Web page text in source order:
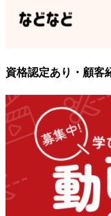
資格認定あり・顧客